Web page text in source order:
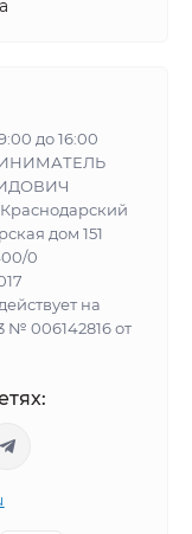
до 16:00
дом 151
0
на
№ 006142816 от